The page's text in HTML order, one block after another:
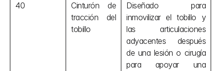
40
Cinturón de
tracción del
tobillo
Diseñado para
inmovilizar el tobillo y
las articulaciones
adyacentes después
de una lesión o cirugía
para apoyar una